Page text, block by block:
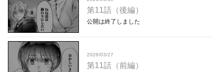
第11話（後編）
公開は終了しました
2026/03/27
第11話（前編）